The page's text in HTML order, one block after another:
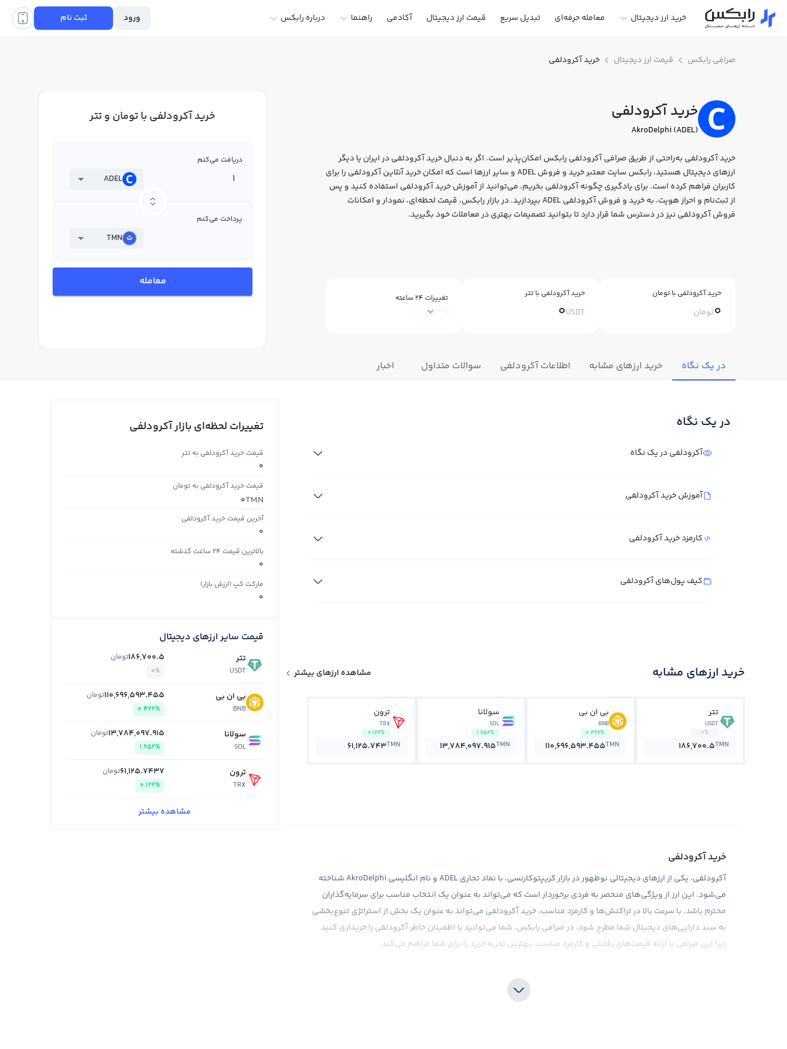
خرید ارز دیجیتال معامله حرفه‌ای تبدیل سریع قیمت ارز دیجیتال آکادمی راهنما درباره رابکس ورود ثبت نام
صرافی رابکس قیمت ارز دیجیتال خرید آکرودلفی
خرید آکرودلفی
AkroDelphi (ADEL)
خرید آکرودلفی به‌راحتی از طریق صرافی آکرودلفی رابکس امکان‌پذیر است. اگر به دنبال خرید آکرودلفی در ایران یا دیگر
ارزهای دیجیتال هستید، رابکس سایت معتبر خرید و فروش ADEL و سایر ارزها است که امکان خرید آنلاین آکرودلفی را برای
کاربران فراهم کرده است. برای یادگیری چگونه آکرودلفی بخریم، می‌توانید از آموزش خرید آکرودلفی استفاده کنید و پس
از ثبت‌نام و احراز هویت، به خرید و فروش آکرودلفی ADEL بپردازید. در بازار رابکس، قیمت لحظه‌ای، نمودار و امکانات
فروش آکرودلفی نیز در دسترس شما قرار دارد تا بتوانید تصمیمات بهتری در معاملات خود بگیرید.
خرید آکرودلفی با تومان
0تومان
خرید آکرودلفی با تتر
0USDT
تغییرات ۲۴ ساعته
خرید آکرودلفی با تومان و تتر
دریافت می‌کنم
ADEL
پرداخت می‌کنم
TMN
معامله
در یک نگاه خرید ارزهای مشابه اطلاعات آکرودلفی سوالات متداول اخبار
در یک نگاه
آکرودلفی در یک نگاه
آموزش خرید آکرودلفی
کارمزد خرید آکرودلفی
کیف پول‌های آکرودلفی
خرید ارزهای مشابه مشاهده ارزهای بیشتر
تتر
USDT
0%
186,700.5TMN
بی ان بی
BNB
0.422%
110,696,593.455TMN
سولانا
SOL
1.652%
13,784,097.915TMN
ترون
TRX
0.122%
61,125.743TMN
خرید آکرودلفی
آکرودلفی، یکی از ارزهای دیجیتالی نوظهور در بازار کریپتوکارنسی، با نماد تجاری ADEL و نام انگلیسی AkroDelphi شناخته
می‌شود. این ارز از ویژگی‌های منحصر به فردی برخوردار است که می‌تواند به عنوان یک انتخاب مناسب برای سرمایه‌گذاران
محترم باشد. با سرعت بالا در تراکنش‌ها و کارمزد مناسب، خرید آکرودلفی می‌تواند به عنوان یک بخش از استراتژی تنوع‌بخشی
به سبد دارایی‌های دیجیتال شما مطرح شود. در صرافی رابکس، شما می‌توانید با اطمینان خاطر آکرودلفی را خریداری کنید
زیرا این صرافی با ارائه قیمت‌های رقابتی و کارمزد مناسب، بهترین تجربه خرید را برای شما فراهم می‌کند.
بنابراین، انجام تحقیقات کافی و داشتن دانش کافی از بازار قبل از خرید، از اهمیت بالایی برخوردار است. صرافی رابکس با
ارائه ابزارهای تحلیلی و اطلاعات به‌روز، به کاربران خود کمک می‌کند تا تصمیم‌گیری‌های بهتری انجام دهند. همچنین، لازم
تغییرات لحظه‌ای بازار آکرودلفی
قیمت خرید آکرودلفی به تتر
0
قیمت خرید آکرودلفی به تومان
TMN
0
آخرین قیمت خرید آکرودلفی
0
بالاترین قیمت ۲۴ ساعت گذشته
0
مارکت کپ (ارزش بازار)
0
قیمت سایر ارزهای دیجیتال
تتر
USDT
186,700.5تومان
0%
بی ان بی
BNB
110,696,593.455تومان
0.422%
سولانا
SOL
13,784,097.915تومان
1.652%
ترون
TRX
61,125.7437تومان
0.122%
مشاهده بیشتر